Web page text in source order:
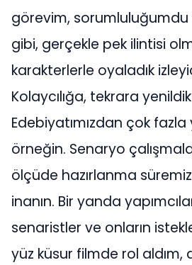
görevim, sorumluluğumdu
gibi, gerçekle pek ilintisi
karakterlerle oyaladık
Kolaycılığa, tekrara
Edebiyatımızdan çok
örneğin. Senaryo
ölçüde hazırlanma
inanın. Bir yanda
senaristler ve onların
yüz küsur filmde rol aldım,